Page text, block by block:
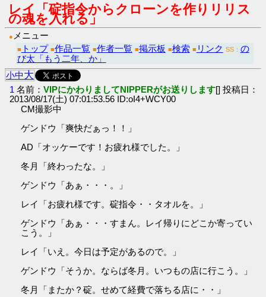
レイ「碇指令からクローンを作りリリス
の魂を入れる」
● メニュー
■ トップ ■作品一覧 ■作者一覧 ■掲示板 ■検索 ■ リンク SS： の
び太「もう二年、か」
小中大
1 名前：VIPにかわりましてNIPPERがお送りします[] 投稿日：
2013/08/17(土) 07:01:53.56 ID:oI4+WCY00
CM撮影中
ゲンドウ「爽快だぁっ！！」
AD「オッケーです！お疲れ様でした。」
冬月「終わったな。」
ゲンドウ「あぁ・・・。」
レイ「お疲れ様です。碇指令・・タオルを。」
ゲンドウ「あぁ・・・すまん。レイ帰りにどこか寄ってい
こう。」
レイ「いえ。今日は予定があるので。」
ゲンドウ「そうか。ならば冬月。いつもの店に行こう。」
冬月「またか？碇。せめて経費で落ちる店に・・」